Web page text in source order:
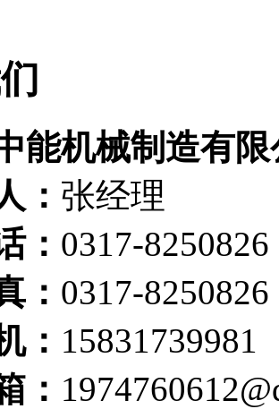
能机械制造有限
： 张经理
： 0317-8250826
： 0317-8250826
： 15831739981
：